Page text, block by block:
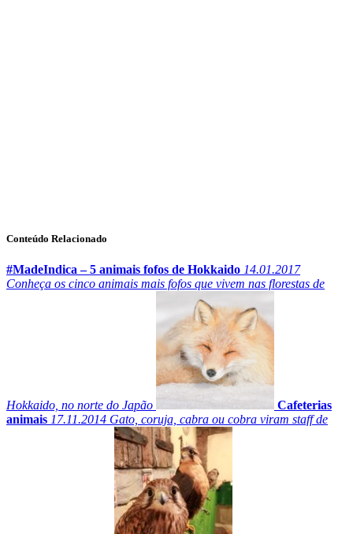
Conteúdo Relacionado
#MadeIndica – 5 animais fofos de Hokkaido 14.01.2017
Conheça os cinco animais mais fofos que vivem nas florestas de
Hokkaido, no norte do Japão
Cafeterias
animais 17.11.2014 Gato, coruja, cabra ou cobra viram staff de